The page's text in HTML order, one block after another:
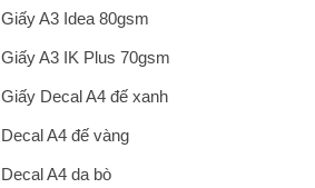
Giấy A3 Idea 80gsm
Giấy A3 IK Plus 70gsm
Giấy Decal A4 đế xanh
Decal A4 đế vàng
Decal A4 da bò